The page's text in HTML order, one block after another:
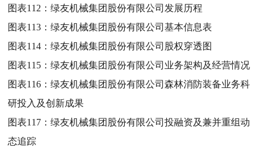
图表112：绿友机械集团股份有限公司发展历程
图表113：绿友机械集团股份有限公司基本信息表
图表114：绿友机械集团股份有限公司股权穿透图
图表115：绿友机械集团股份有限公司业务架构及经营情况
图表116：绿友机械集团股份有限公司森林消防装备业务科
研投入及创新成果
图表117：绿友机械集团股份有限公司投融资及兼并重组动
态追踪